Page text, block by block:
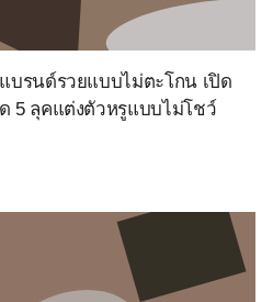
บรนด์รวยแบบไม่ตะโกน เปิด
5 ลุคแต่งตัวหรูแบบไม่โชว์